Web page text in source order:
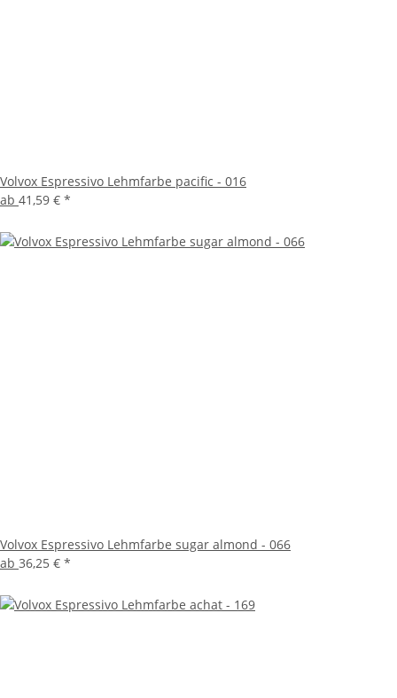
Volvox Espressivo Lehmfarbe pacific - 016
ab 41,59 € *
Volvox Espressivo Lehmfarbe sugar almond - 066
ab 36,25 € *